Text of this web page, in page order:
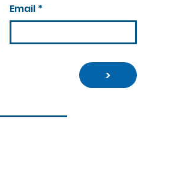
Email *
>